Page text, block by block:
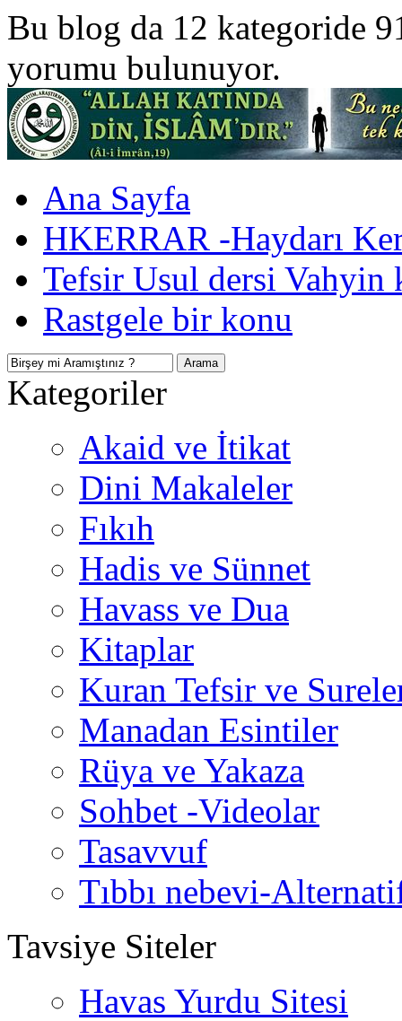
Bu blog da 12 kategoride
yorumu bulunuyor.
Ana Sayfa
HKERRAR -Haydarı
Tefsir Usul dersi Vahyin
Rastgele bir konu
Kategoriler
Akaid ve İtikat
Dini Makaleler
Fıkıh
Hadis ve Sünnet
Havass ve Dua
Kitaplar
Kuran Tefsir ve
Manadan Esintiler
Rüya ve Yakaza
Sohbet -Videolar
Tasavvuf
Tıbbı nebevi-
Tavsiye Siteler
Havas Yurdu Sitesi